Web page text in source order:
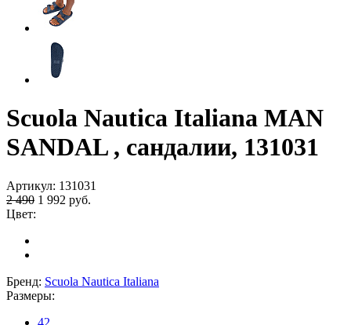
Scuola Nautica Italiana MAN
SANDAL , сандалии, 131031
Артикул: 131031
2 490 1 992 руб.
Цвет:
Бренд: Scuola Nautica Italiana
Размеры:
42